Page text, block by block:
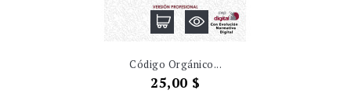
Código Orgánico...
Precio
25,00 $